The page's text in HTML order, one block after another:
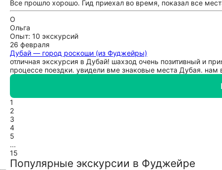
Все прошло хорошо. Гид приехал во время, показал все
О
Ольга
Опыт: 10 экскурсий
26 февраля
Дубай — город роскоши (из Фуджейры)
отличная экскурсия в Дубай! шахзод очень позитивный и
процессе поездки. увидели вме знаковые места Дубая. нам
1
2
3
4
5
...
15
Популярные экскурсии в Фуджейре